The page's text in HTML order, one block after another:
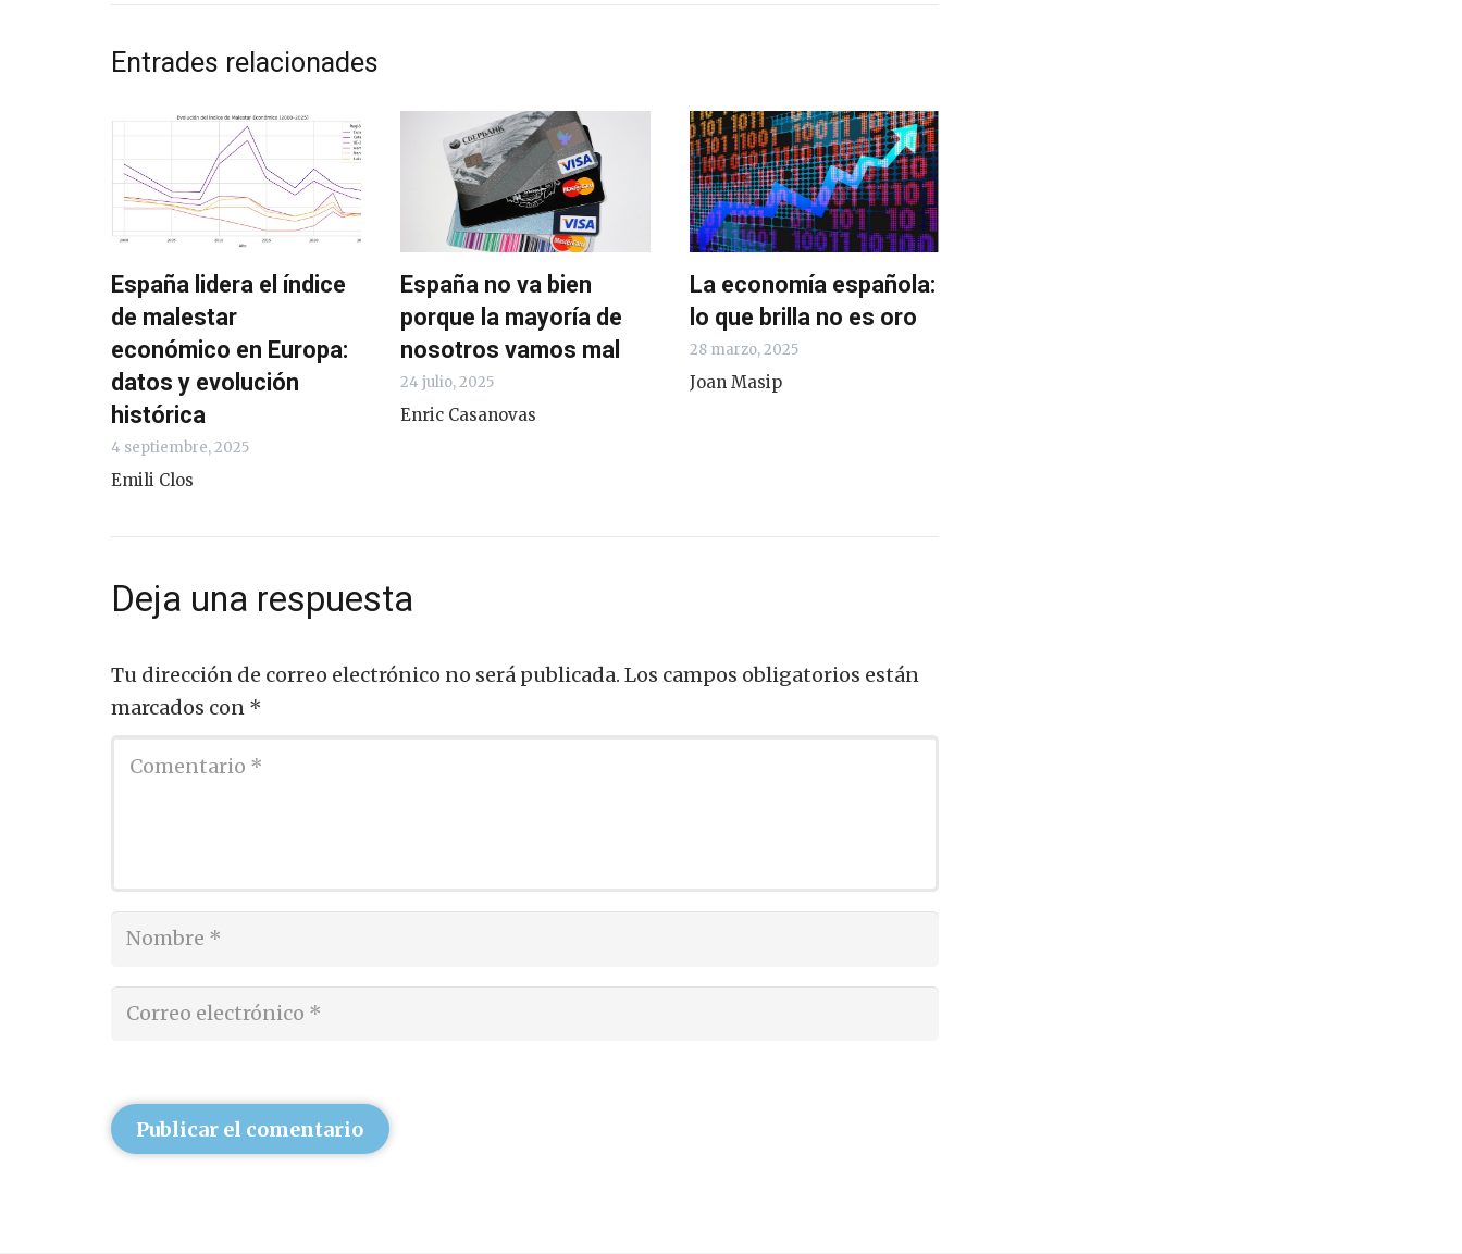
Entrades relacionades
España lidera el índice
de malestar
económico en Europa:
datos y evolución
histórica
4 septiembre, 2025
Emili Clos
España no va bien
porque la mayoría de
nosotros vamos mal
24 julio, 2025
Enric Casanovas
La economía española:
lo que brilla no es oro
28 marzo, 2025
Joan Masip
Deja una respuesta
Tu dirección de correo electrónico no será publicada. Los campos obligatorios están
marcados con *
Publicar el comentario